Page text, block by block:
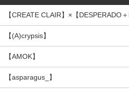
【CREATE CLAIR】×【DESPERADO＋
【(A)crypsis】
【AMOK】
【asparagus_】